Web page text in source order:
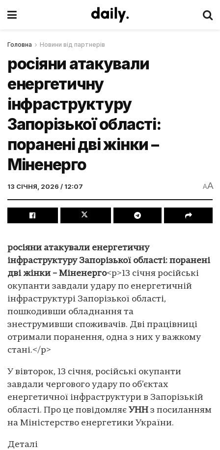
Головна Новини від партнерів
росіяни атакували
енергетичну
інфраструктуру
Запорізької області:
поранені дві жінки –
Міненерго
13 СІЧНЯ, 2026 / 12:07 AA
росіяни атакували енергетичну
інфраструктуру Запорізької області: поранені
дві жінки – Міненерго<p>13 січня російські
окупанти завдали удару по енергетичній
інфраструктурі Запорізької області,
пошкодивши обладнання та
знеструмивши споживачів. Дві працівниці
отримали поранення, одна з них у важкому
стані.</p>
У вівторок, 13 січня, російські окупанти
завдали чергового удару по об’єктах
енергетичної інфраструктури в Запорізькій
області. Про це повідомляє УНН з посиланням
на Міністерство енергетики України.
Деталі